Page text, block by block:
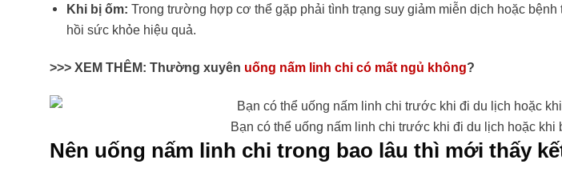
Khi bị ốm: Trong trường hợp cơ thể gặp phải tình trạng suy giảm miễn dịch hoặc
hồi sức khỏe hiệu quả.
>>> XEM THÊM: Thường xuyên uống nấm linh chi có mất ngủ không?
Bạn có thể uống nấm linh chi trước khi đi du lịch hoặc khi
Nên uống nấm linh chi trong bao lâu thì mới thấy